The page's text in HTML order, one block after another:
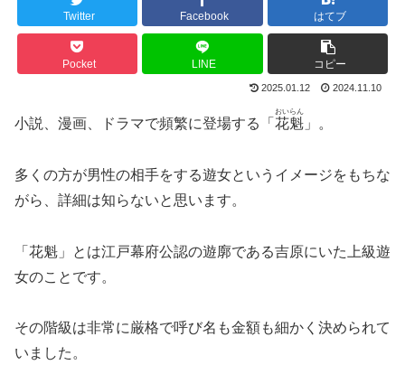
Twitter Facebook はてブ
Pocket LINE コピー
2025.01.12 2024.11.10
小説、漫画、ドラマで頻繁に登場する「 花魁
おいらん
」。
多くの方が男性の相手をする遊女というイメージをもちな
がら、詳細は知らないと思います。
「花魁」とは江戸幕府公認の遊廓である吉原にいた上級遊
女のことです。
その階級は非常に厳格で呼び名も金額も細かく決められて
いました。